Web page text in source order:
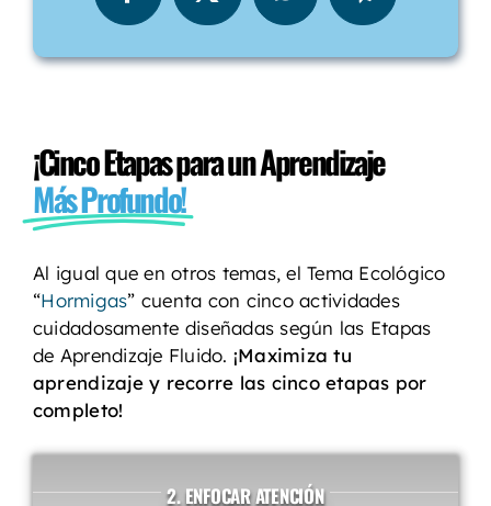
¡Cinco Etapas para un Aprendizaje
Más Profundo!
Al igual que en otros temas, el Tema Ecológico
“Hormigas” cuenta con cinco actividades
cuidadosamente diseñadas según las Etapas
de Aprendizaje Fluido. ¡Maximiza tu
aprendizaje y recorre las cinco etapas por
completo!
2. ENFOCAR ATENCIÓN